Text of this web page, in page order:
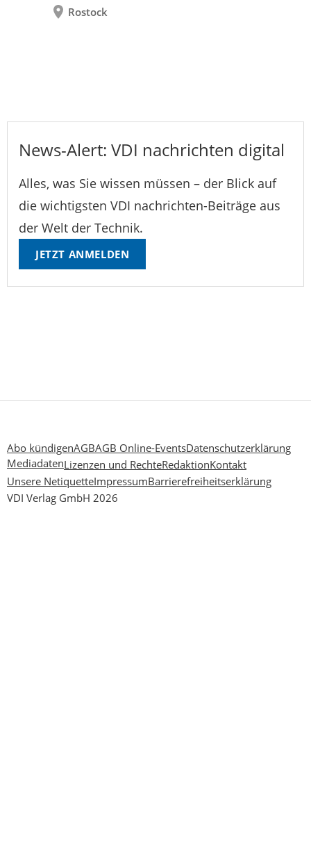
Rostock
News-Alert: VDI nachrichten digital
Alles, was Sie wissen müssen – der Blick auf
die wichtigsten VDI nachrichten-Beiträge aus
der Welt der Technik.
JETZT ANMELDEN
Abo kündigenAGBAGB Online-EventsDatenschutzerklärung
MediadatenLizenzen und RechteRedaktionKontakt
Unsere NetiquetteImpressumBarrierefreiheitserklärung
VDI Verlag GmbH 2026